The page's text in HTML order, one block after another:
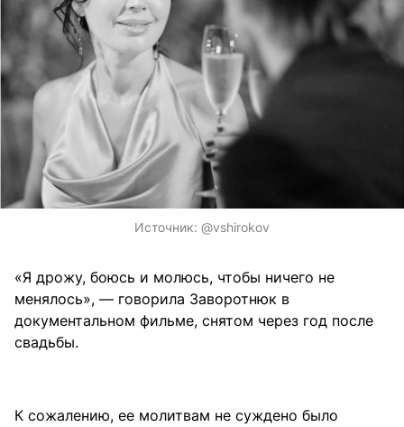
Источник: @vshirokov
«Я дрожу, боюсь и молюсь, чтобы ничего не
менялось», — говорила Заворотнюк в
документальном фильме, снятом через год после
свадьбы.
К сожалению, ее молитвам не суждено было